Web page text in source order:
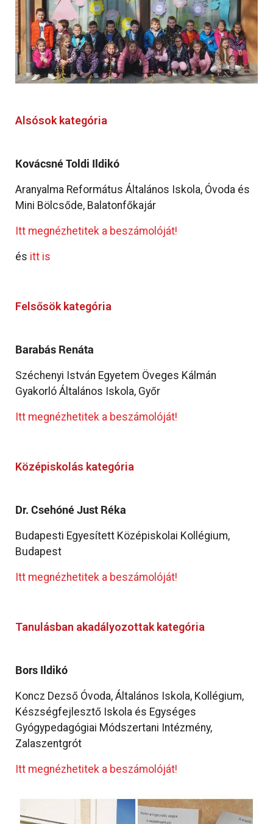
Alsósok kategória
Kovácsné Toldi Ildikó
Aranyalma Református Általános Iskola, Óvoda és
Mini Bölcsőde, Balatonfőkajár
Itt megnézhetitek a beszámolóját!
és itt is
Felsősök kategória
Barabás Renáta
Széchenyi István Egyetem Öveges Kálmán
Gyakorló Általános Iskola, Győr
Itt megnézhetitek a beszámolóját!
Középiskolás kategória
Dr. Csehóné Just Réka
Budapesti Egyesített Középiskolai Kollégium,
Budapest
Itt megnézhetitek a beszámolóját!
Tanulásban akadályozottak kategória
Bors Ildikó
Koncz Dezső Óvoda, Általános Iskola, Kollégium,
Készségfejlesztő Iskola és Egységes
Gyógypedagógiai Módszertani Intézmény,
Zalaszentgrót
Itt megnézhetitek a beszámolóját!